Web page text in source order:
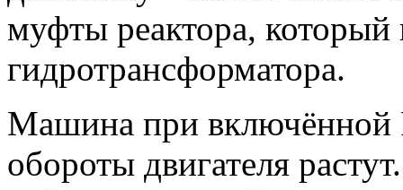
муфты реактора, который
гидротрансформатора.
Машина при включённой
обороты двигателя